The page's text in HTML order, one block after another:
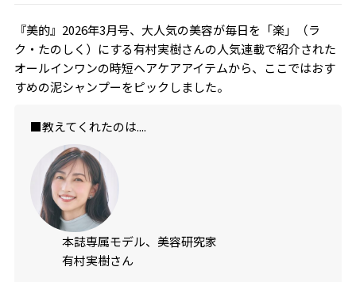
『美的』2026年3月号、大人気の美容が毎日を「楽」（ラ
ク・たのしく）にする有村実樹さんの人気連載で紹介された
オールインワンの時短ヘアケアアイテムから、ここではおす
すめの泥シャンプーをピックしました。
■教えてくれたのは....
本誌専属モデル、美容研究家
有村実樹さん